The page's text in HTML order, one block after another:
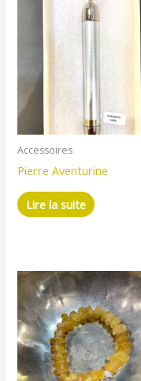
Accessoires
Pierre Aventurine
Lire la suite